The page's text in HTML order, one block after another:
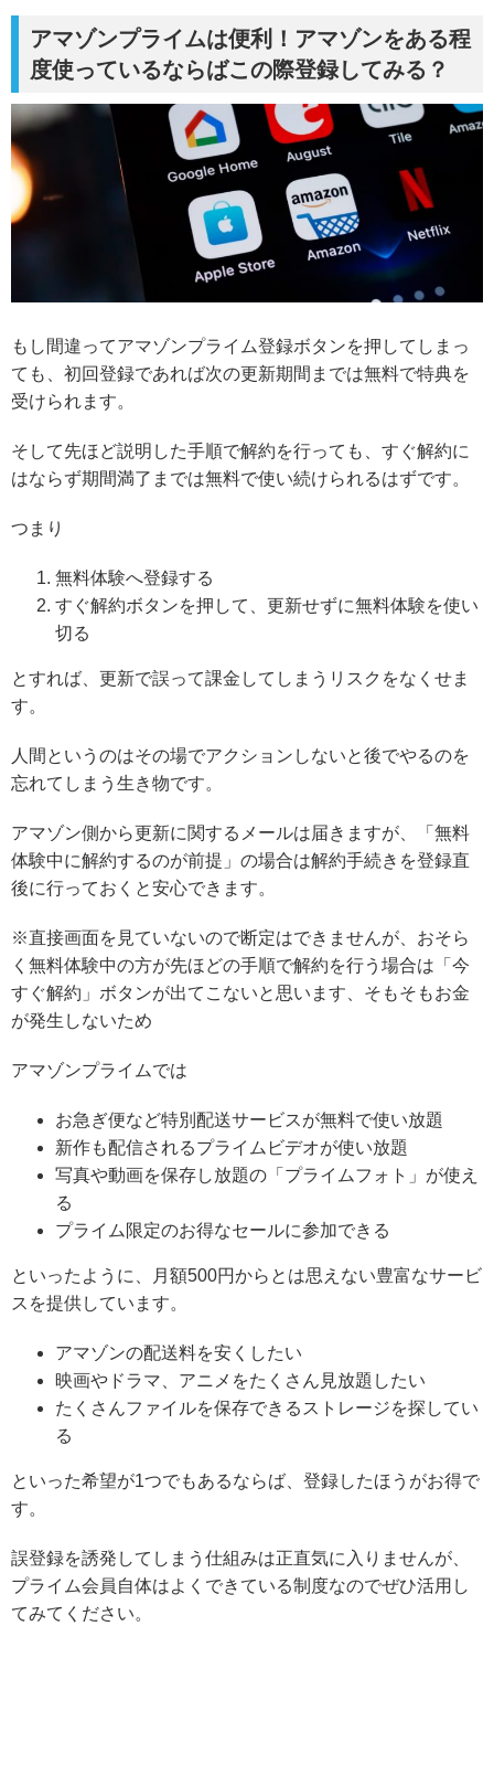
アマゾンプライムは便利！アマゾンをある程
度使っているならばこの際登録してみる？
もし間違ってアマゾンプライム登録ボタンを押してしまっ
ても、初回登録であれば次の更新期間までは無料で特典を
受けられます。
そして先ほど説明した手順で解約を行っても、すぐ解約に
はならず期間満了までは無料で使い続けられるはずです。
つまり
無料体験へ登録する
すぐ解約ボタンを押して、更新せずに無料体験を使い
切る
とすれば、更新で誤って課金してしまうリスクをなくせま
す。
人間というのはその場でアクションしないと後でやるのを
忘れてしまう生き物です。
アマゾン側から更新に関するメールは届きますが、「無料
体験中に解約するのが前提」の場合は解約手続きを登録直
後に行っておくと安心できます。
※直接画面を見ていないので断定はできませんが、おそら
く無料体験中の方が先ほどの手順で解約を行う場合は「今
すぐ解約」ボタンが出てこないと思います、そもそもお金
が発生しないため
アマゾンプライムでは
お急ぎ便など特別配送サービスが無料で使い放題
新作も配信されるプライムビデオが使い放題
写真や動画を保存し放題の「プライムフォト」が使え
る
プライム限定のお得なセールに参加できる
といったように、月額500円からとは思えない豊富なサービ
スを提供しています。
アマゾンの配送料を安くしたい
映画やドラマ、アニメをたくさん見放題したい
たくさんファイルを保存できるストレージを探してい
る
といった希望が1つでもあるならば、登録したほうがお得で
す。
誤登録を誘発してしまう仕組みは正直気に入りませんが、
プライム会員自体はよくできている制度なのでぜひ活用し
てみてください。